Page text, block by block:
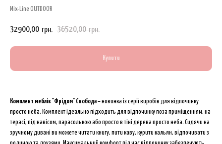
Mix-Line OUTDOOR
32900,00 грн. 36520,00 грн.
Купити
Комплект меблів "Фрідом" Свобода– новинка із серії виробів для відпочинку
просто неба. Комплект ідеально підходить для відпочинку поза приміщенням, на
терасі, під навісом, парасолькою або просто в тіні дерева просто неба. Сидячи на
зручному дивані ви можете читати книгу, пити каву, курити кальян, відпочивати з